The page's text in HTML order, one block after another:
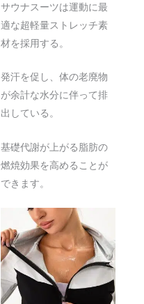
サウナスーツは運動に最
適な超軽量ストレッチ素
材を採用する。
発汗を促し、体の老廃物
が余計な水分に伴って排
出している。
基礎代謝が上がる脂肪の
燃焼効果を高めることが
できます。